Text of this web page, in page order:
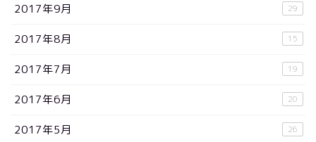
2017年9月 29
2017年8月 15
2017年7月 19
2017年6月 20
2017年5月 26